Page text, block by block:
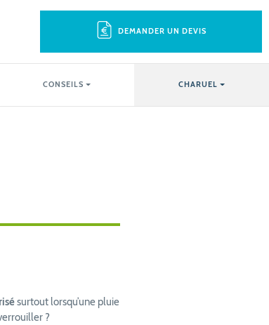
DEMANDER UN DEVIS
CONSEILS CHARUEL
surtout lorsqu’une pluie
?